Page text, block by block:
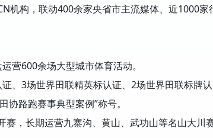
机构，联动400余家央省市主流媒体、近1000家
600余场大型城市体育活动。
、3场世界田联精英标认证、2场世界田联标牌认
路跑赛事典型案例”称号。
赛，长期运营九寨沟、黄山、武功山等名山大川